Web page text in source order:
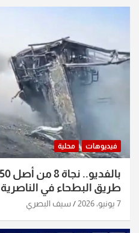
فيديوهات محلية
طريق البطحاء في الناصرية
7 يونيو، 2026 سيف البصري